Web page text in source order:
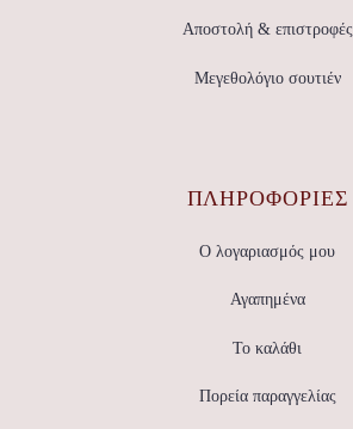
Αποστολή & επιστροφές
Μεγεθολόγιο σουτιέν
ΠΛΗΡΟΦΟΡΙΕΣ
Ο λογαριασμός μου
Αγαπημένα
Το καλάθι
Πορεία παραγγελίας